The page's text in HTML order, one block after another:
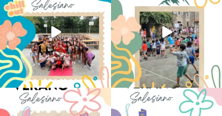
145 2 93 0
No hay verano sin que sea Salesiano ❤️
💫 en Luz 4
...
viviendo la alegría en el campamento
...